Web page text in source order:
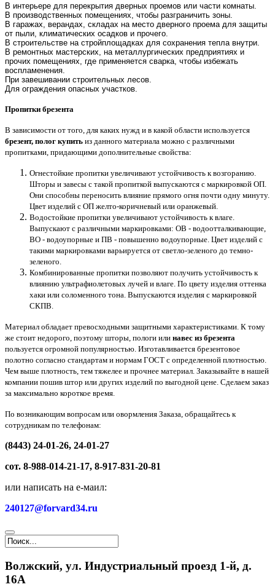
В интерьере для перекрытия дверных проемов или части комнаты.
В производственных помещениях, чтобы разграничить зоны.
В гаражах, верандах, складах на место дверного проема для защиты
от пыли, климатических осадков и прочего.
В строительстве на стройплощадках для сохранения тепла внутри.
В ремонтных мастерских, на металлургических предприятиях и
прочих помещениях, где применяется сварка, чтобы избежать
воспламенения.
При завешивании строительных лесов.
Для ограждения опасных участков.
Пропитки брезента
В зависимости от того, для каких нужд и в какой области используется
брезент, полог купить из данного материала можно с различными
пропитками, придающими дополнительные свойства:
Огнестойкие пропитки увеличивают устойчивость к возгоранию.
Шторы и завесы с такой пропиткой выпускаются с маркировкой ОП.
Они способны переносить влияние прямого огня почти одну минуту.
Цвет изделий с ОП желто-коричневый или оранжевый.
Водостойкие пропитки увеличивают устойчивость к влаге.
Выпускают с различными маркировками: ОВ - водоотталкивающие,
ВО - водоупорные и ПВ - повышенно водоупорные. Цвет изделий с
такими маркировками варьируется от светло-зеленого до темно-
зеленого.
Комбинированные пропитки позволяют получить устойчивость к
влиянию ультрафиолетовых лучей и влаге. По цвету изделия оттенка
хаки или соломенного тона. Выпускаются изделия с маркировкой
СКПВ.
Материал обладает превосходными защитными характеристиками. К тому
же стоит недорого, поэтому шторы, пологи или навес из брезента
пользуется огромной популярностью. Изготавливается брезентовое
полотно согласно стандартам и нормам ГОСТ с определенной плотностью.
Чем выше плотность, тем тяжелее и прочнее материал. Заказывайте в нашей
компании пошив штор или других изделий по выгодной цене. Сделаем заказ
за максимально короткое время.
По возникающим вопросам или овормления Заказа, обращайтесь к
сотрудникам по телефонам:
(8443) 24-01-26, 24-01-27
сот. 8-988-014-21-17, 8-917-831-20-81
или написать на е-маил:
240127@forvard34.ru
Волжский, ул. Индустриальный проезд 1-й, д.
16А